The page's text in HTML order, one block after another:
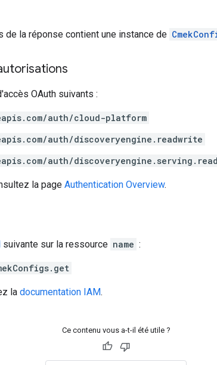
de la réponse contient une instance de
OAuth suivants :
auth/cloud-platform
auth/discoveryengine.readwrite
auth/
la page Authentication Overview.
suivante sur la ressource name :
la documentation IAM.
Ce contenu vous a-t-il été utile ?